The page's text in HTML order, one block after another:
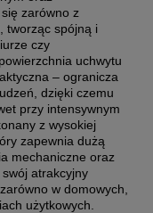
zarówno z
tworząc spójną i
czy
uchwytu
– ogranicza
dzięki czemu
przy intensywnym
z wysokiej
zapewnia dużą
mechaniczne oraz
atrakcyjny
w domowych,
użytkowych.